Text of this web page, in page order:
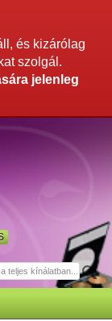
és kizárólag
szolgál.
jelenleg